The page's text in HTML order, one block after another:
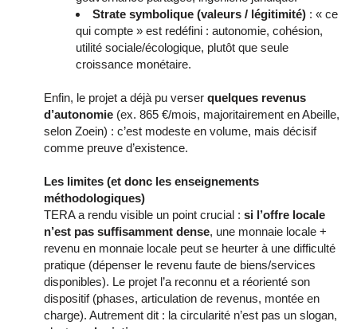
Strate symbolique (valeurs / légitimité) : « ce
qui compte » est redéfini : autonomie, cohésion,
utilité sociale/écologique, plutôt que seule
croissance monétaire.
Enfin, le projet a déjà pu verser quelques revenus
d’autonomie (ex. 865 €/mois, majoritairement en Abeille,
selon Zoein) : c’est modeste en volume, mais décisif
comme preuve d’existence.
Les limites (et donc les enseignements
méthodologiques)
TERA a rendu visible un point crucial : si l’offre locale
n’est pas suffisamment dense, une monnaie locale +
revenu en monnaie locale peut se heurter à une difficulté
pratique (dépenser le revenu faute de biens/services
disponibles). Le projet l’a reconnu et a réorienté son
dispositif (phases, articulation de revenus, montée en
charge). Autrement dit : la circularité n’est pas un slogan,